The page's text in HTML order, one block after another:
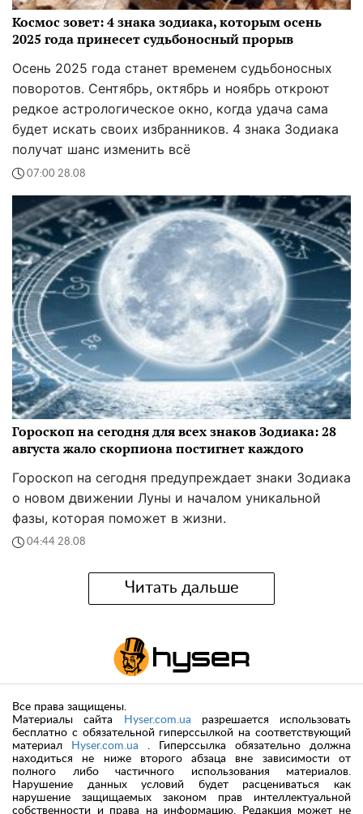
Космос зовет: 4 знака зодиака, которым осень
2025 года принесет судьбоносный прорыв
Осень 2025 года станет временем судьбоносных
поворотов. Сентябрь, октябрь и ноябрь откроют
редкое астрологическое окно, когда удача сама
будет искать своих избранников. 4 знака Зодиака
получат шанс изменить всё
07:00 28.08
Гороскоп на сегодня для всех знаков Зодиака: 28
августа жало скорпиона постигнет каждого
Гороскоп на сегодня предупреждает знаки Зодиака
о новом движении Луны и началом уникальной
фазы, которая поможет в жизни.
04:44 28.08
Читать дальше
Все права защищены.
Материалы сайта
Hyser.com.ua разрешается использовать
бесплатно с обязательной гиперссылкой на соответствующий
материал
Hyser.com.ua . Гиперссылка обязательно должна
находиться не ниже второго абзаца вне зависимости от
полного либо частичного использования материалов.
Нарушение данных условий будет расцениваться как
нарушение защищаемых законом прав интеллектуальной
собственности и права на информацию. Редакция может не